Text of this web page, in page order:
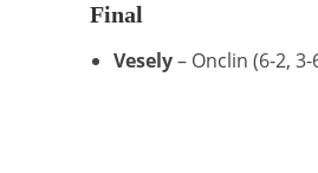
Final
Vesely– Onclin (6-2, 3-